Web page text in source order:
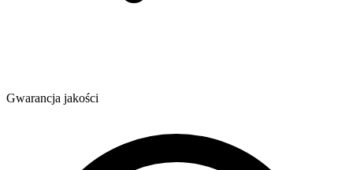
Gwarancja jakości